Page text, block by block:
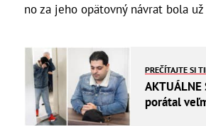
no za jeho opätovný návrat bola
PREČÍTAJTE SI
porátal